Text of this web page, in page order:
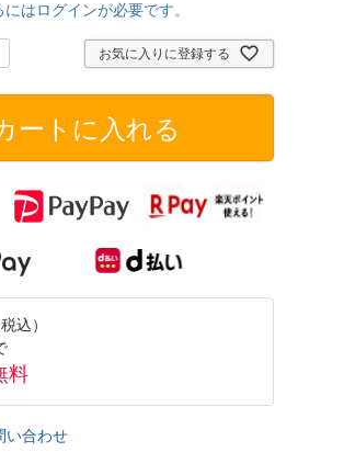
はログインが必要です。
お気に入りに登録する
ートに入れる
込）
料
い合わせ